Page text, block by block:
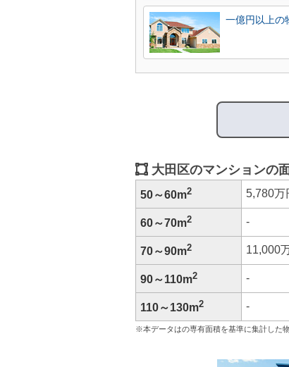
一億円以上の
大田区のマンションの
50～60m2 5,780万
60～70m2 -
70～90m2 11,000
90～110m2 -
110～130m2 -
※本データはの専有面積を基準に集計した物